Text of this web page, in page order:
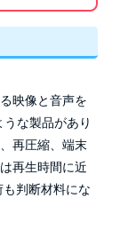
映像と音声を
な製品があり
再圧縮、端末
再生時間に近
判断材料にな